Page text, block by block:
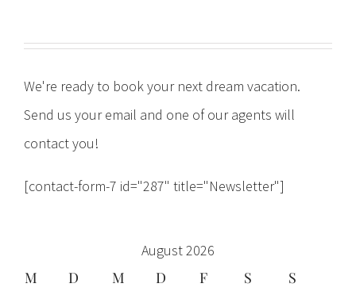
We're ready to book your next dream vacation.
Send us your email and one of our agents will
contact you!
[contact-form-7 id="287" title="Newsletter"]
August 2026
M D M D F S S